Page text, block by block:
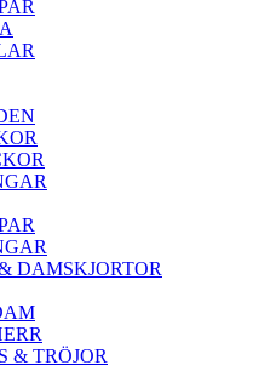
DAMSKJORTOR
& TRÖJOR